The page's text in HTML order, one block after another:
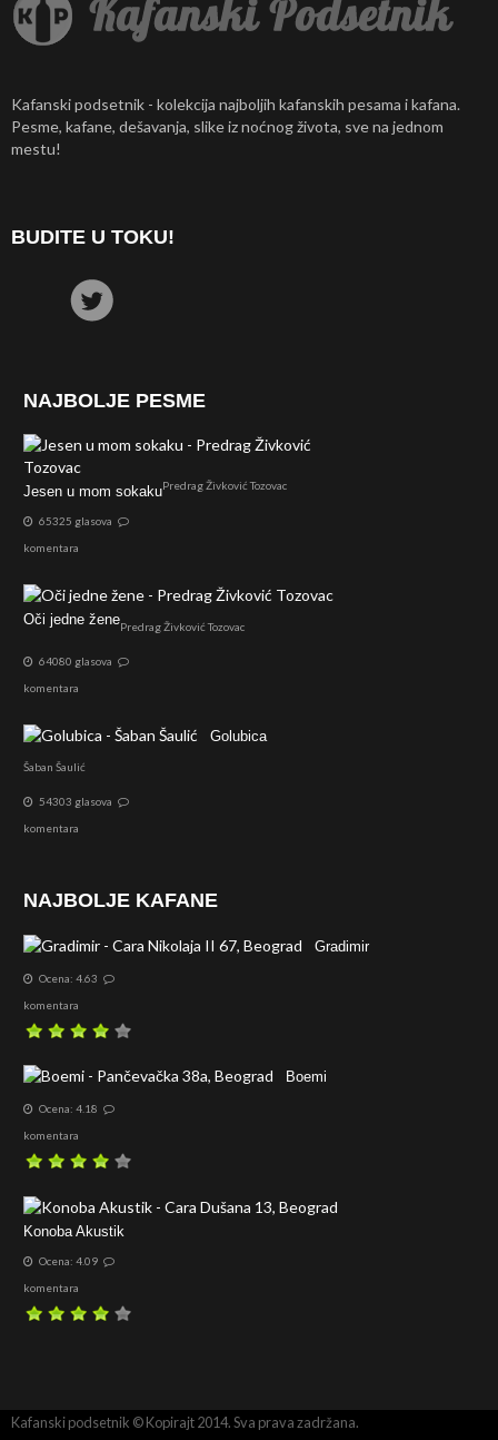
Kafanski podsetnik - kolekcija najboljih kafanskih pesama i kafana.
Pesme, kafane, dešavanja, slike iz noćnog života, sve na jednom
mestu!
BUDITE U TOKU!
NAJBOLJE PESME
Jesen u mom sokakuPredrag Živković Tozovac
65325 glasova
komentara
Oči jedne ženePredrag Živković Tozovac
64080 glasova
komentara
Golubica
Šaban Šaulić
54303 glasova
komentara
NAJBOLJE KAFANE
Gradimir
Ocena: 4.63
komentara
Boemi
Ocena: 4.18
komentara
Konoba Akustik
Ocena: 4.09
komentara
Kafanski podsetnik © Kopirajt 2014. Sva prava zadržana.